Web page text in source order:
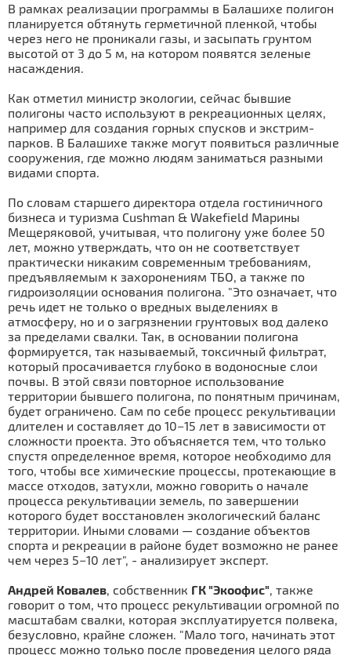
В рамках реализации программы в Балашихе полигон
планируется обтянуть герметичной пленкой, чтобы
через него не проникали газы, и засыпать грунтом
высотой от 3 до 5 м, на котором появятся зеленые
насаждения.
Как отметил министр экологии, сейчас бывшие
полигоны часто используют в рекреационных целях,
например для создания горных спусков и экстрим-
парков. В Балашихе также могут появиться различные
сооружения, где можно людям заниматься разными
видами спорта.
По словам старшего директора отдела гостиничного
бизнеса и туризма Cushman & Wakefield Марины
Мещеряковой, учитывая, что полигону уже более 50
лет, можно утверждать, что он не соответствует
практически никаким современным требованиям,
предъявляемым к захоронениям ТБО, а также по
гидроизоляции основания полигона. "Это означает, что
речь идет не только о вредных выделениях в
атмосферу, но и о загрязнении грунтовых вод далеко
за пределами свалки. Так, в основании полигона
формируется, так называемый, токсичный фильтрат,
который просачивается глубоко в водоносные слои
почвы. В этой связи повторное использование
территории бывшего полигона, по понятным причинам,
будет ограничено. Сам по себе процесс рекультивации
длителен и составляет до 10−15 лет в зависимости от
сложности проекта. Это объясняется тем, что только
спустя определенное время, которое необходимо для
того, чтобы все химические процессы, протекающие в
массе отходов, затухли, можно говорить о начале
процесса рекультивации земель, по завершении
которого будет восстановлен экологический баланс
территории. Иными словами — создание объектов
спорта и рекреации в районе будет возможно не ранее
чем через 5−10 лет", - анализирует эксперт.
Андрей Ковалев, собственник ГК "Экоофис", также
говорит о том, что процесс рекультивации огромной по
масштабам свалки, которая эксплуатируется полвека,
безусловно, крайне сложен. "Мало того, начинать этот
процесс можно только после проведения целого ряда